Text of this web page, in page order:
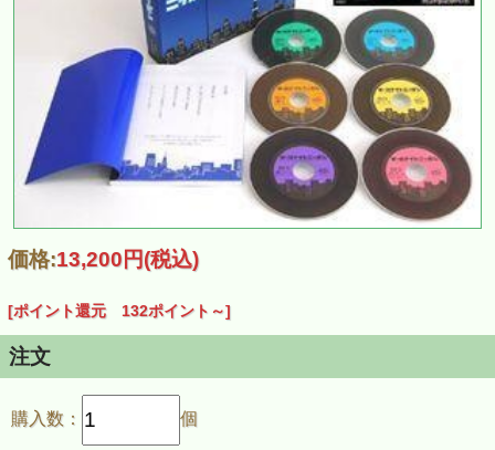
価格:13,200円(税込)
[ポイント還元 132ポイント～]
注文
購入数： 個